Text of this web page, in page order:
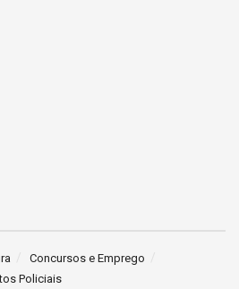
Concursos e Emprego
Policiais